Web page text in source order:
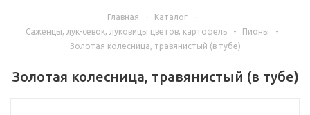
Главная - Каталог
-
Саженцы, лук-севок, луковицы цветов, картофель
- Пионы
-
Золотая колесница, травянистый (в тубе)
Золотая колесница, травянистый (в тубе)